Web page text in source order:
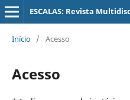
Início / Acesso
Acesso